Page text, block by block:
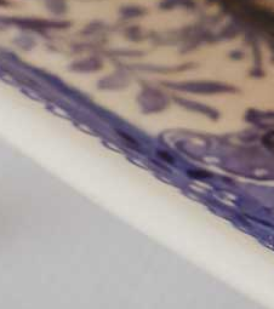
France